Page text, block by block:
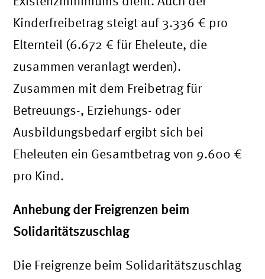
Kinderfreibetrag steigt auf 3.336 € pro
Elternteil (6.672 € für Eheleute, die
zusammen veranlagt werden).
Zusammen mit dem Freibetrag für
Betreuungs-, Erziehungs- oder
Ausbildungsbedarf ergibt sich bei
Eheleuten ein Gesamtbetrag von 9.600 €
pro Kind.
Anhebung der Freigrenzen beim
Solidaritätszuschlag
Die Freigrenze beim Solidaritätszuschlag